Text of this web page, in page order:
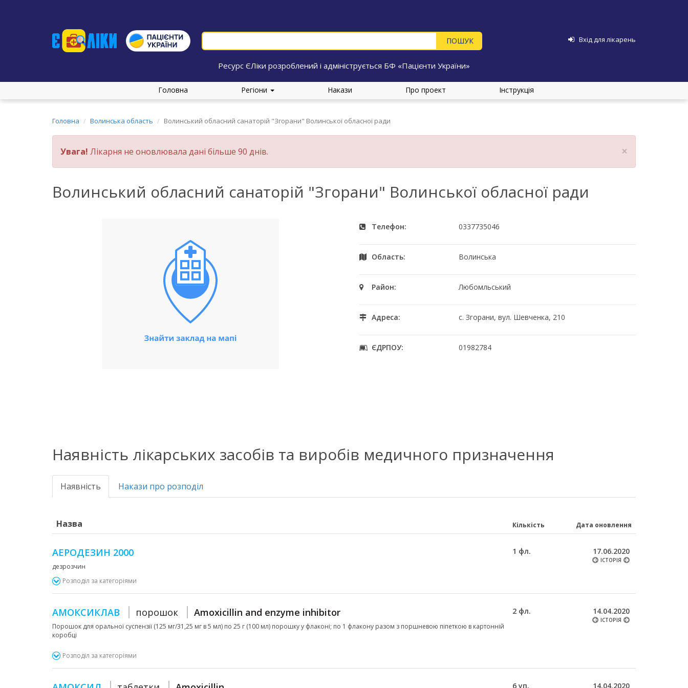
Вхід для лікарень
Ресурс ЄЛіки розроблений і адмініструється БФ «Пацієнти України»
Головна Регіони Накази Про проект Інструкція
Головна Волинська область Волинський обласний санаторій "Згорани" Волинської обласної ради
×
Увага! Лікарня не оновлювала дані більше 90 днів.
Волинський обласний санаторій "Згорани" Волинської обласної ради
Телефон: 0337735046
Область: Волинська
Район: Любомльський
Адреса: с. Згорани, вул. Шевченка, 210
ЄДРПОУ: 01982784
Наявність лікарських засобів та виробів медичного призначення
Наявність Накази про розподіл
Назва Кількість Дата оновлення
АЕРОДЕЗИН 2000
дезрозчин
1 фл. 17.06.2020
ІСТОРІЯ
Розподіл за категоріями
АМОКСИКЛАВ порошок Amoxicillin and enzyme inhibitor
Порошок для оральної суспензії (125 мг/31,25 мг в 5 мл) по 25 г (100 мл) порошку у флаконі; по 1 флакону разом з поршневою піпеткою в картонній
коробці
2 фл. 14.04.2020
ІСТОРІЯ
Розподіл за категоріями
6 уп. 14.04.2020